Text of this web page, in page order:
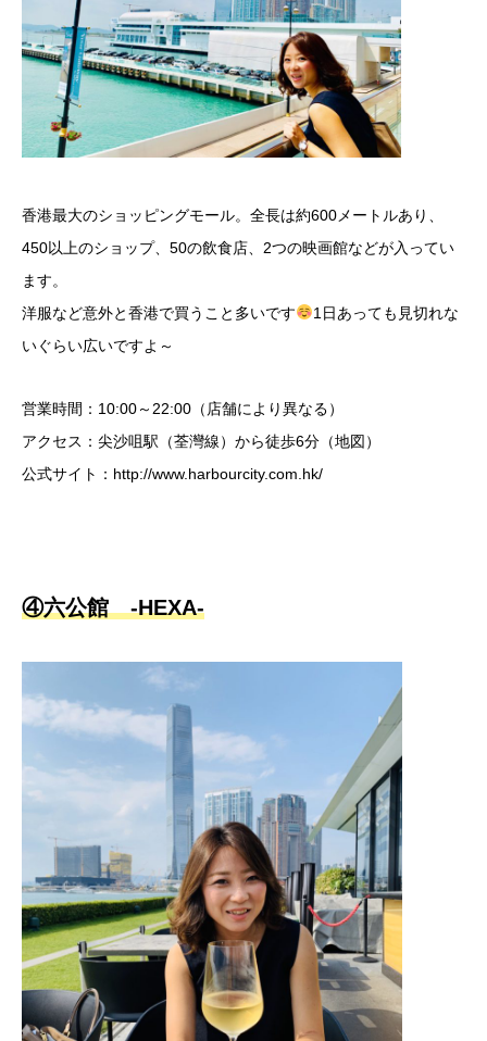
香港最大のショッピングモール。全長は約600メートルあり、
450以上のショップ、50の飲食店、2つの映画館などが入ってい
ます。
洋服など意外と香港で買うこと多いです
1日あっても見切れな
いぐらい広いですよ～
営業時間：10:00～22:00（店舗により異なる）
アクセス：尖沙咀駅（荃灣線）から徒歩6分（地図）
公式サイト：http://www.harbourcity.com.hk/
④六公館 -HEXA-